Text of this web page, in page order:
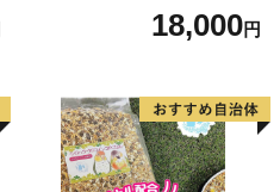
18,000円